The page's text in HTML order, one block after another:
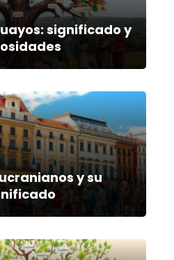
significado y
y su